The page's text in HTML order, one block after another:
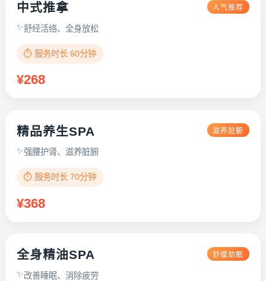
中式推拿 人气推荐
舒经活络、全身放松
⏱️ 服务时长 60分钟
¥268
精品养生SPA 滋养脏腑
强腰护肾、滋养脏腑
⏱️ 服务时长 70分钟
¥368
全身精油SPA 舒缓助眠
改善睡眠、消除疲劳